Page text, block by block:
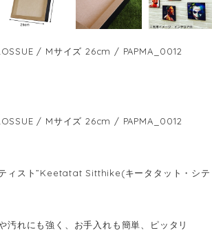
/ Mサイズ 26cm / PAPMA_0012
/ Mサイズ 26cm / PAPMA_0012
ィスト”Keetatat Sitthike(キータタット・シテ
汚れにも強く、お手入れも簡単、ピッタリ